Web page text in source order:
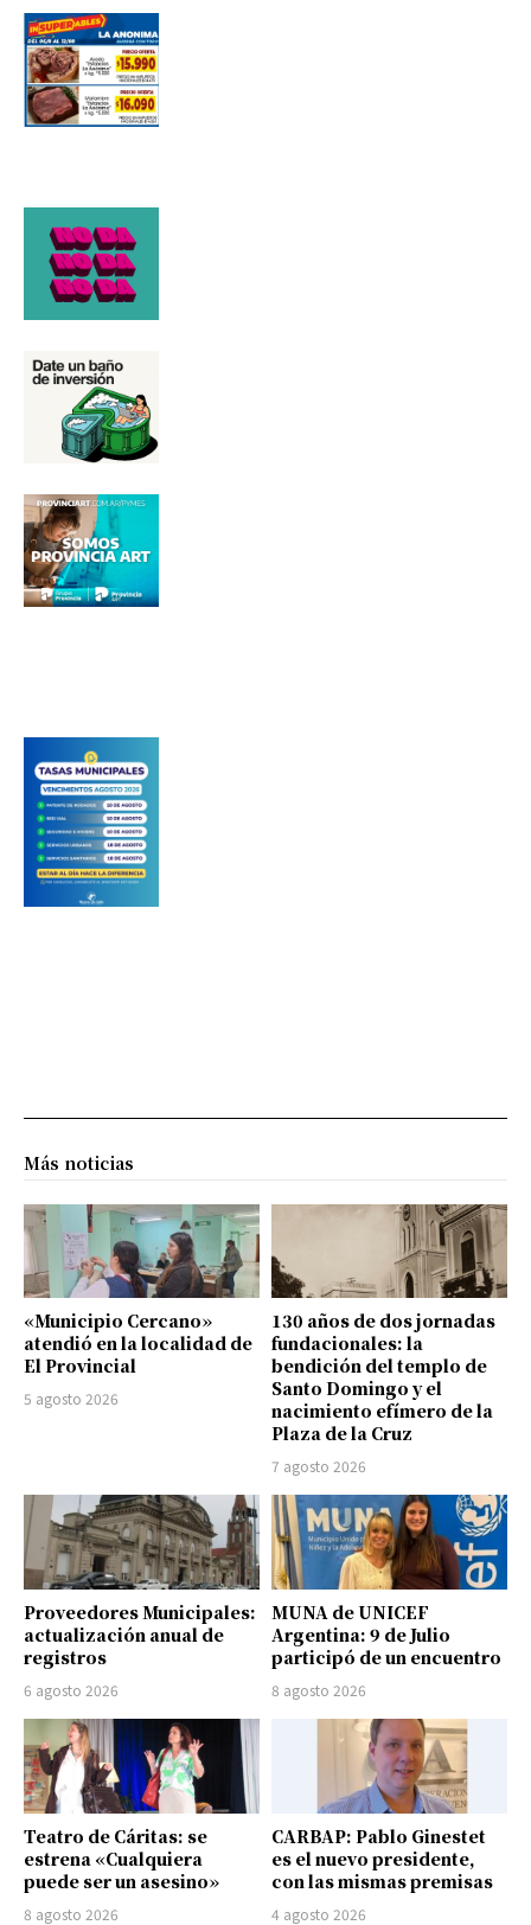
Más noticias
«Municipio Cercano»
atendió en la localidad de
El Provincial
5 agosto 2026
130 años de dos jornadas
fundacionales: la
bendición del templo de
Santo Domingo y el
nacimiento efímero de la
Plaza de la Cruz
7 agosto 2026
Proveedores Municipales:
actualización anual de
registros
6 agosto 2026
MUNA de UNICEF
Argentina: 9 de Julio
participó de un encuentro
8 agosto 2026
Teatro de Cáritas: se
estrena «Cualquiera
puede ser un asesino»
8 agosto 2026
CARBAP: Pablo Ginestet
es el nuevo presidente,
con las mismas premisas
4 agosto 2026